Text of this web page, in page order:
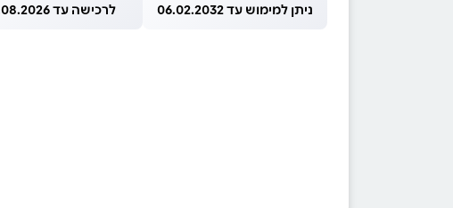
ניתן למימוש עד 06.02.2032 לרכישה עד 31.08.2026